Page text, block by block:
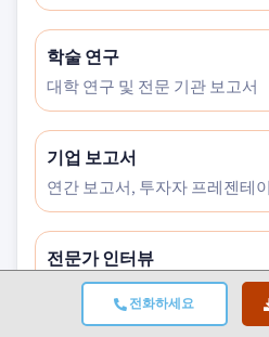
전화하세요
학술 연구
대학 연구 및 전문 기관 보고서
기업 보고서
연간 보고서, 투자자 프레젠테
전문가 인터뷰
C레벨 임원, 구매 담당자 및 기